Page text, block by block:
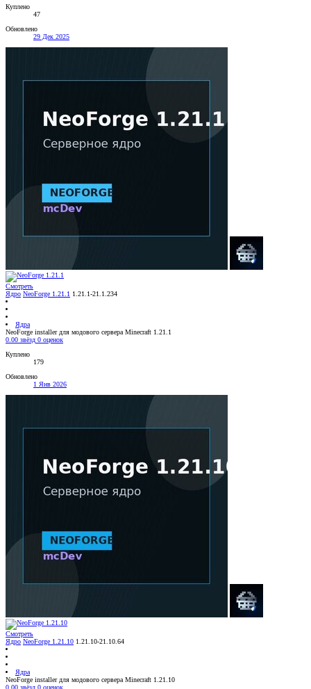
Куплено
47
Обновлено
29 Дек 2025
Смотреть
Ядро NeoForge 1.21.1 1.21.1-21.1.234
Ядра
NeoForge installer для модового сервера Minecraft 1.21.1
0.00 звёзд 0 оценок
Куплено
179
Обновлено
1 Янв 2026
Смотреть
Ядро NeoForge 1.21.10 1.21.10-21.10.64
Ядра
NeoForge installer для модового сервера Minecraft 1.21.10
0.00 звёзд 0 оценок